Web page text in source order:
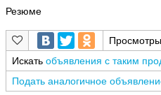
Резюме
Искать объявления с таким
Подать аналогичное